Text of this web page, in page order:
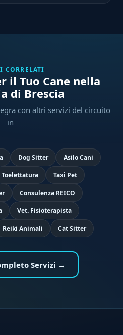
CORRELATI
il Tuo Cane nella
di Brescia
con altri servizi del circuito
in
Dog Sitter Asilo Cani
Toelettatura Taxi Pet
Consulenza REICO
Vet. Fisioterapista
Reiki Animali Cat Sitter
Servizi →